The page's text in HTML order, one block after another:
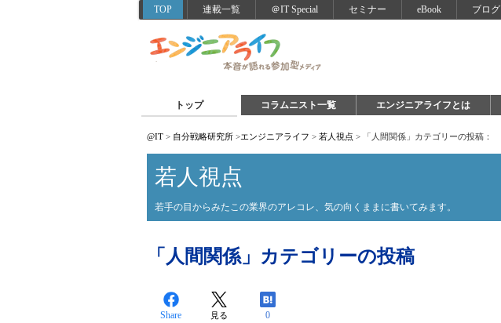
TOP 連載一覧 ＠IT Special セミナー eBook ブログ
トップ コラムニスト一覧 エンジニアライフとは
@IT > 自分戦略研究所 >エンジニアライフ > 若人視点 > 「人間関係」カテゴリーの投稿：
若人視点
若手の目からみたこの業界のアレコレ、気の向くままに書いてみます。
「人間関係」カテゴリーの投稿
Share 見る 0